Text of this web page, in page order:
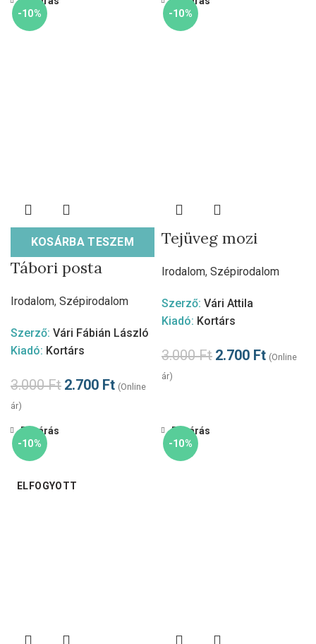
-10%
KOSÁRBA TESZEM
Tábori posta
Irodalom, Szépirodalom
Szerző: Vári Fábián László
Kiadó: Kortárs
3.000Ft 2.700 Ft (Online
ár)
-10%
Tejüveg mozi
Irodalom, Szépirodalom
Szerző: Vári Attila
Kiadó: Kortárs
3.000Ft 2.700 Ft (Online
ár)
-10%
ELFOGYOTT
Bezárás
-10%
Bezárás